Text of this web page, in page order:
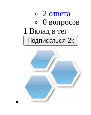
2 ответа
0 вопросов
1 Вклад в тег
Подписаться 2k